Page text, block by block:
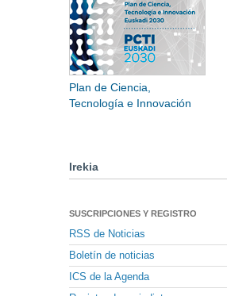
Plan de Ciencia,
Tecnología e Innovación
Irekia
SUSCRIPCIONES Y REGISTRO
RSS de Noticias
Boletín de noticias
ICS de la Agenda